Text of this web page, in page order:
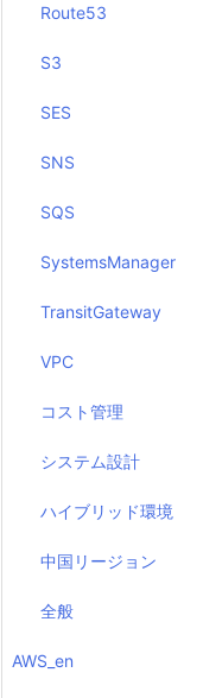
Route53
S3
SES
SNS
SQS
SystemsManager
TransitGateway
VPC
コスト管理
システム設計
ハイブリッド環境
中国リージョン
全般
AWS_en